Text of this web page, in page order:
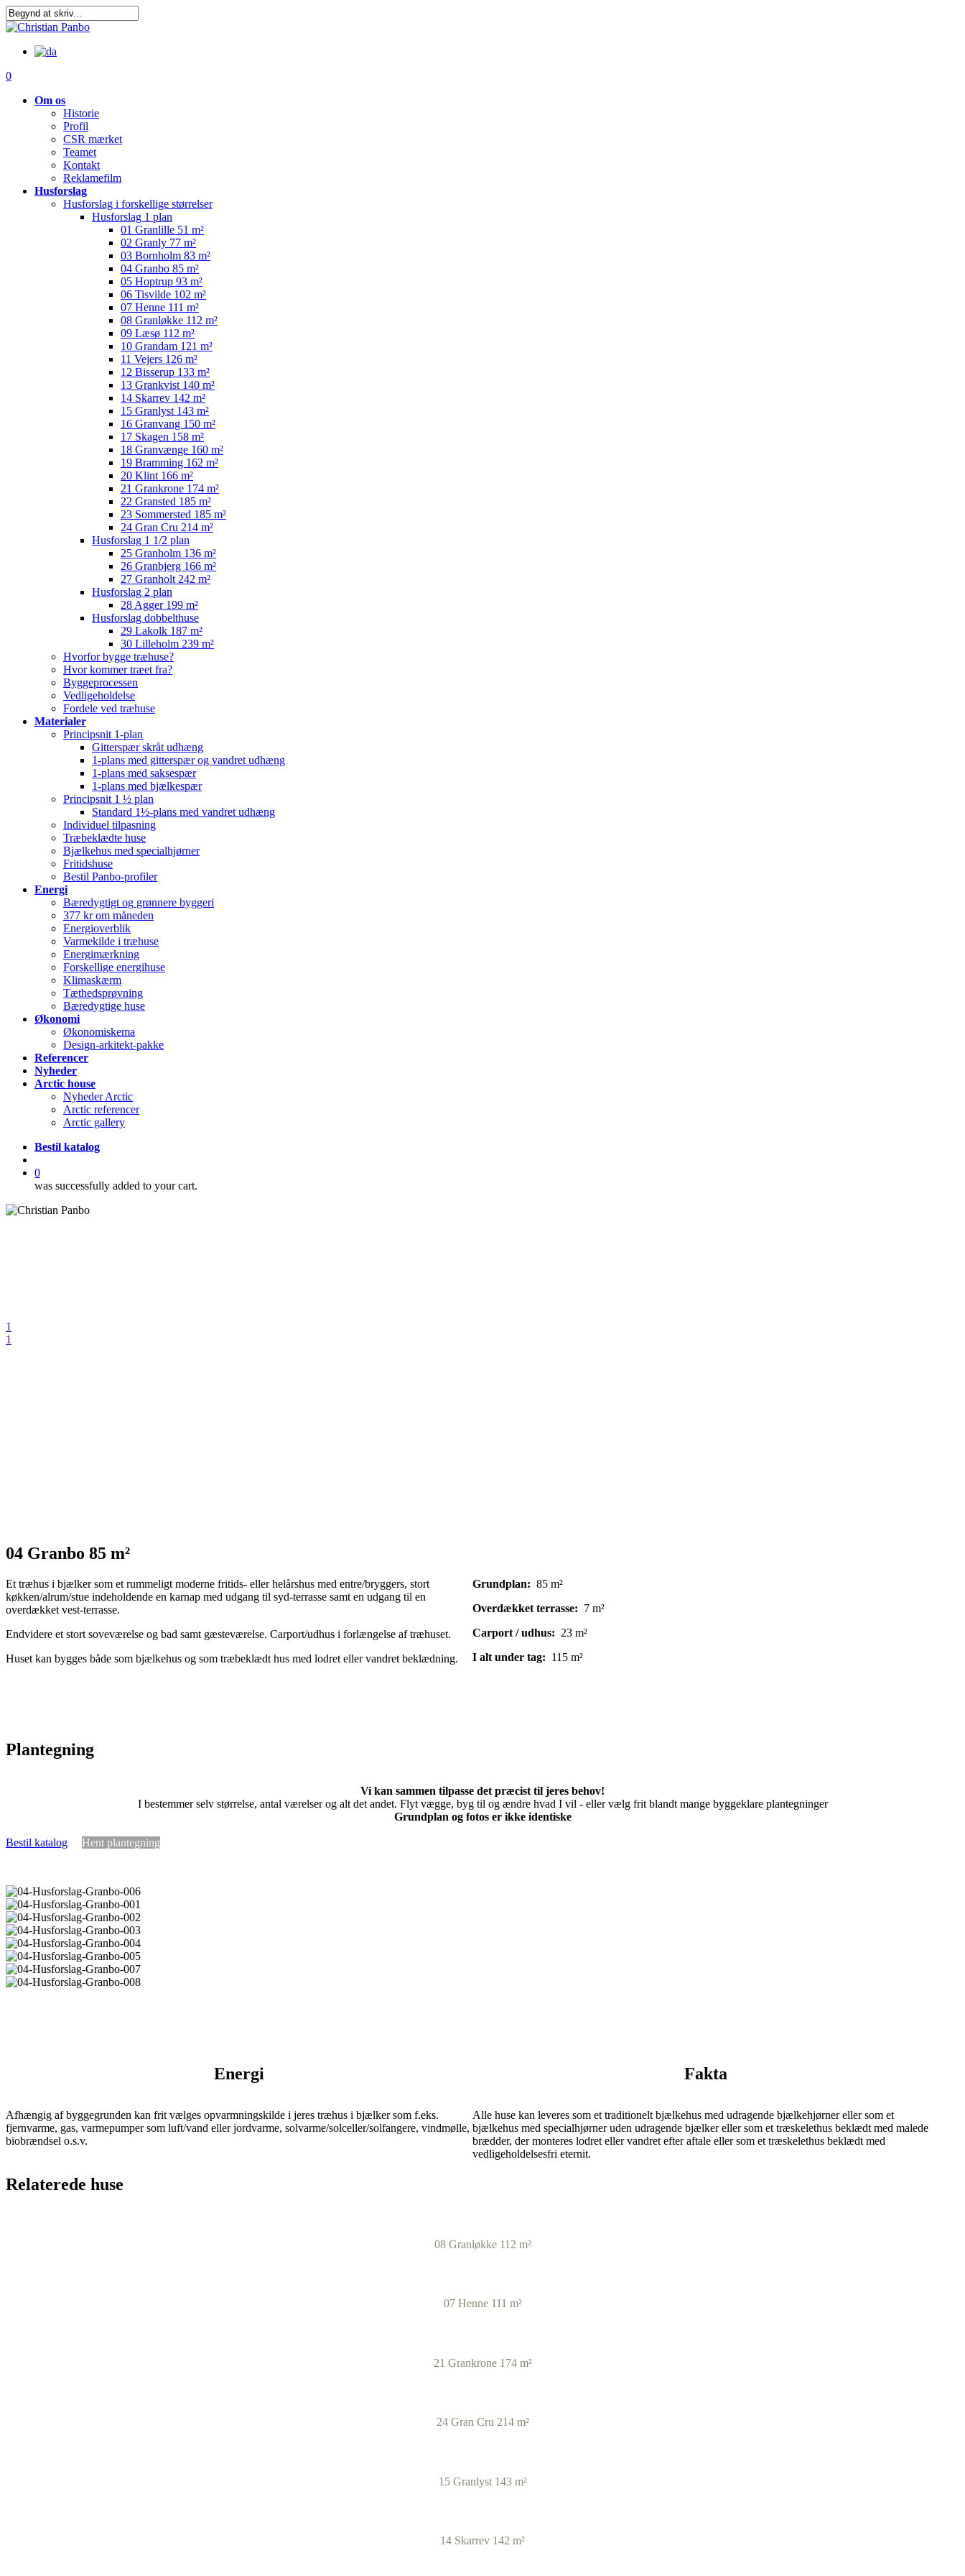
Skip
to
content
0
Om os
Historie
Profil
CSR mærket
Teamet
Kontakt
Reklamefilm
Husforslag
Husforslag i forskellige størrelser
Husforslag 1 plan
01 Granlille 51 m²
02 Granly 77 m²
03 Bornholm 83 m²
04 Granbo 85 m²
05 Hoptrup 93 m²
06 Tisvilde 102 m²
07 Henne 111 m²
08 Granløkke 112 m²
09 Læsø 112 m²
10 Grandam 121 m²
11 Vejers 126 m²
12 Bisserup 133 m²
13 Grankvist 140 m²
14 Skarrev 142 m²
15 Granlyst 143 m²
16 Granvang 150 m²
17 Skagen 158 m²
18 Granvænge 160 m²
19 Bramming 162 m²
20 Klint 166 m²
21 Grankrone 174 m²
22 Gransted 185 m²
23 Sommersted 185 m²
24 Gran Cru 214 m²
Husforslag 1 1/2 plan
25 Granholm 136 m²
26 Granbjerg 166 m²
27 Granholt 242 m²
Husforslag 2 plan
28 Agger 199 m²
Husforslag dobbelthuse
29 Lakolk 187 m²
30 Lilleholm 239 m²
Hvorfor bygge træhuse?
Hvor kommer træet fra?
Byggeprocessen
Vedligeholdelse
Fordele ved træhuse
Materialer
Principsnit 1-plan
Gitterspær skråt udhæng
1-plans med gitterspær og vandret udhæng
1-plans med saksespær
1-plans med bjælkespær
Principsnit 1 ½ plan
Standard 1½-plans med vandret udhæng
Individuel tilpasning
Træbeklædte huse
Bjælkehus med specialhjørner
Fritidshuse
Bestil Panbo-profiler
Energi
Bæredygtigt og grønnere byggeri
377 kr om måneden
Energioverblik
Varmekilde i træhuse
Energimærkning
Forskellige energihuse
Klimaskærm
Tæthedsprøvning
Bæredygtige huse
Økonomi
Økonomiskema
Design-arkitekt-pakke
Referencer
Nyheder
Arctic house
Nyheder Arctic
Arctic referencer
Arctic gallery
Bestil katalog
0
was successfully added to your cart.
1
1
04 Granbo 85 m²
Et træhus i bjælker som et rummeligt moderne fritids- eller helårshus med entre/bryggers, stort
køkken/alrum/stue indeholdende en karnap med udgang til syd-terrasse samt en udgang til en
overdækket vest-terrasse.
Endvidere et stort soveværelse og bad samt gæsteværelse. Carport/udhus i forlængelse af træhuset.
Huset kan bygges både som bjælkehus og som træbeklædt hus med lodret eller vandret beklædning.
Grundplan: 85 m²
Overdækket terrasse: 7 m²
Carport / udhus: 23 m²
I alt under tag: 115 m²
Plantegning
Vi kan sammen tilpasse det præcist til jeres behov!
I bestemmer selv størrelse, antal værelser og alt det andet. Flyt vægge, byg til og ændre hvad I vil - eller vælg frit blandt mange byggeklare plantegninger
Grundplan og fotos er ikke identiske
Bestil katalog Hent plantegning
Energi
Afhængig af byggegrunden kan frit vælges opvarmningskilde i jeres træhus i bjælker som f.eks.
fjernvarme, gas, varmepumper som luft/vand eller jordvarme, solvarme/solceller/solfangere, vindmølle,
biobrændsel o.s.v.
Fakta
Alle huse kan leveres som et traditionelt bjælkehus med udragende bjælkehjørner eller som et
bjælkehus med specialhjørner uden udragende bjælker eller som et træskelethus beklædt med malede
brædder, der monteres lodret eller vandret efter aftale eller som et træskelethus beklædt med
vedligeholdelsesfri eternit.
Relaterede huse
08 Granløkke 112 m²
07 Henne 111 m²
21 Grankrone 174 m²
24 Gran Cru 214 m²
15 Granlyst 143 m²
14 Skarrev 142 m²